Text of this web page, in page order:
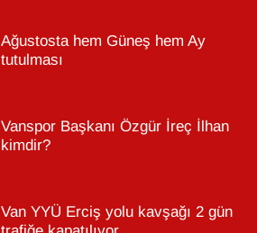
Ağustosta hem Güneş hem Ay
tutulması
Vanspor Başkanı Özgür İreç İlhan
kimdir?
Van YYÜ Erciş yolu kavşağı 2 gün